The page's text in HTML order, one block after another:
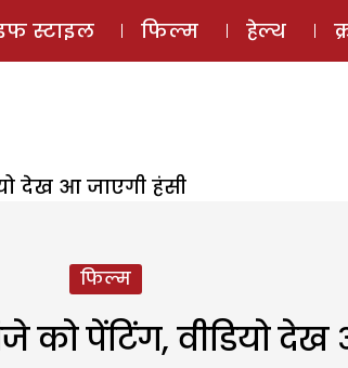
ई-मैगज़ीन
स्टाइल फिल्म हेल्थ
देख आ जाएगी हंसी
फिल्म
को पेंटिंग, वीडियो देख